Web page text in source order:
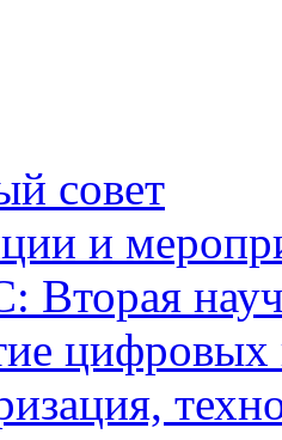
совет
и
цифровых